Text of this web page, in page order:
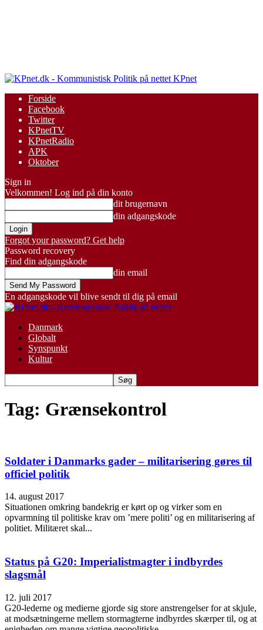
KPnet
Forside
Facebook
Twitter
KPnetTV
KPnetRadio
APK
Oktober
Sign in
Velkommen! Log ind på din konto
dit brugernavn
din adgangskode
Forgot your password? Get help
Password recovery
Find din adgangskode
din email
En adgangskode vil blive sendt til dig på email
Danmark
Globalt
Synspunkt
Kultur
Tag: Grænsekontrol
Soldater i Danmarks gader – militarisering gøres til
officiel politik
14. august 2017
Situationen omkring bandekrig er kørt op og virker som en
opvarmning til politiske krav om ’mere politi’ og en militarisering af
politiet. Militæret skal...
Status på G20: Imperialistmagter i indbyrdes
slagsmål
12. juli 2017
G20-lederne og medierne gjorde sig store anstrengelser for at skjule,
at modsætningerne mellem stormagterne indbyrdes skærper til, og at